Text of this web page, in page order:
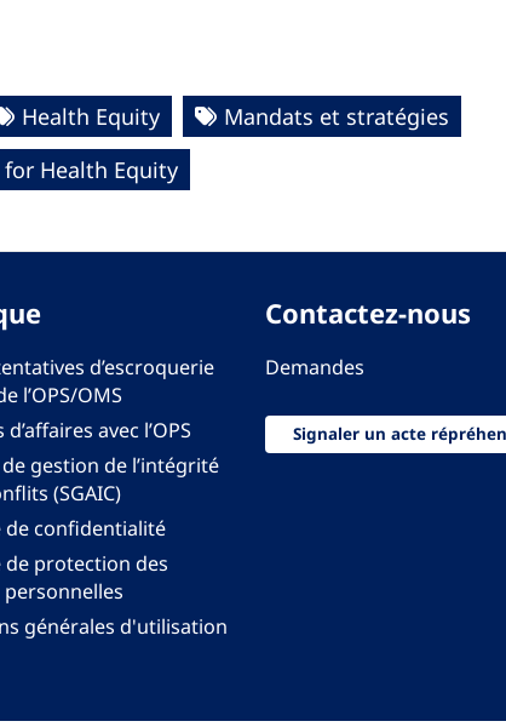
Health Equity
Mandats et stratégies
Health Equity
d’escroquerie
l’OPS/OMS
avec l’OPS
gestion de l’intégrité
(SGAIC)
de confidentialité
de protection des
générales d'utilisation
Contactez-nous
Demandes
Signaler un acte